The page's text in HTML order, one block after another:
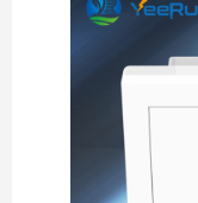
关于我们